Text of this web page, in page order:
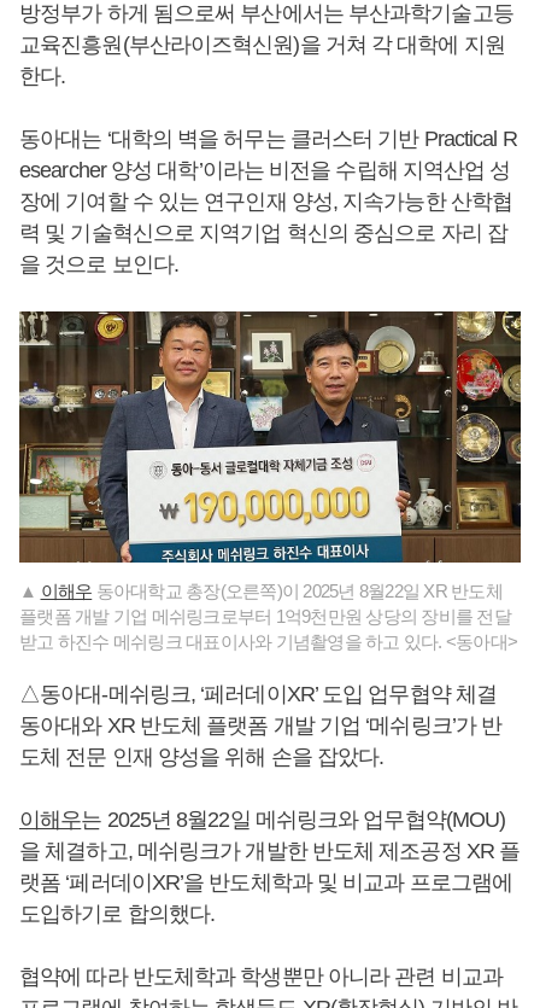
방정부가 하게 됨으로써 부산에서는 부산과학기술고등
교육진흥원(부산라이즈혁신원)을 거쳐 각 대학에 지원
한다.
동아대는 ‘대학의 벽을 허무는 클러스터 기반 Practical R
esearcher 양성 대학’이라는 비전을 수립해 지역산업 성
장에 기여할 수 있는 연구인재 양성, 지속가능한 산학협
력 및 기술혁신으로 지역기업 혁신의 중심으로 자리 잡
을 것으로 보인다.
▲ 이해우 동아대학교 총장(오른쪽)이 2025년 8월22일 XR 반도체
플랫폼 개발 기업 메쉬링크로부터 1억9천만원 상당의 장비를 전달
받고 하진수 메쉬링크 대표이사와 기념촬영을 하고 있다. <동아대>
△동아대-메쉬링크, ‘페러데이XR’ 도입 업무협약 체결
동아대와 XR 반도체 플랫폼 개발 기업 ‘메쉬링크’가 반
도체 전문 인재 양성을 위해 손을 잡았다.
이해우는 2025년 8월22일 메쉬링크와 업무협약(MOU)
을 체결하고, 메쉬링크가 개발한 반도체 제조공정 XR 플
랫폼 ‘페러데이XR’을 반도체학과 및 비교과 프로그램에
도입하기로 합의했다.
협약에 따라 반도체학과 학생뿐만 아니라 관련 비교과